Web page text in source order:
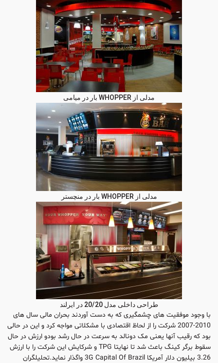
مدلی از WHOPPER بار در میامی
مدلی از WHOPPER بار در منچستر
طراحی داخلی مدل 20/20 در ایرلند
با وجود موفقیت های چشمگیری که به دست آوردند بحران مالی سال های
2010-2007 شرکت را از لحاظ اقتصادی با مشکلاتی مواجه کرد و این در حالی
بود که رقیب آنها یعنی مک دونالد به سرعت در حال رشد بودو ارزش در حال
سقوط برگر کینگ باعث شد تا نهایتا TPG و شرکایش این شرکت را با ارزش
3.26 بیلیون دلار آمریکا 3G Capital Of Brazil واگذار نماید.تحلیلگران